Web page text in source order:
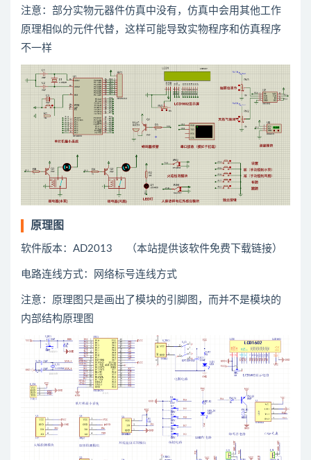
注意：部分实物元器件仿真中没有，仿真中会用其他工作
原理相似的元件代替，这样可能导致实物程序和仿真程序
不一样
原理图
软件版本：AD2013 （本站提供该软件免费下载链接）
电路连线方式：网络标号连线方式
注意：原理图只是画出了模块的引脚图，而并不是模块的
内部结构原理图